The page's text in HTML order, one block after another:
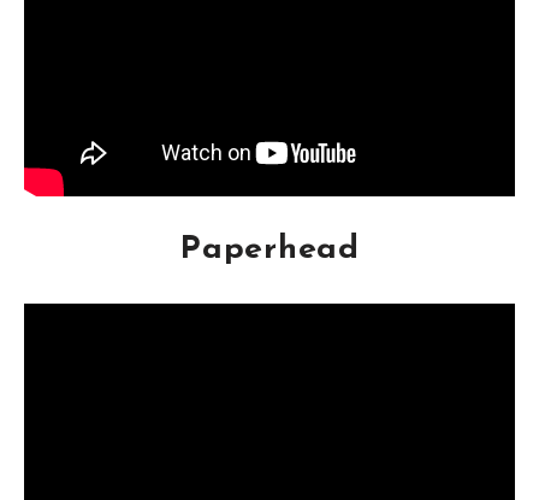
Paperhead